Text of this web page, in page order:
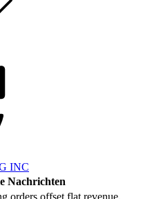
INC
Nachrichten
orders offset flat revenue,